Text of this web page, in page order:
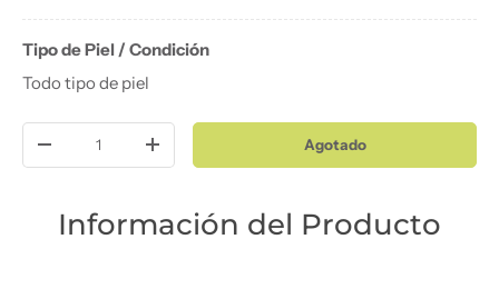
Tipo de Piel / Condición
Todo tipo de piel
Disminuir cantidadAumentar la cantidadAgotado
Información del Producto